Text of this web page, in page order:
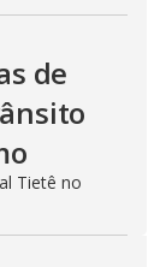
de
Tietê no